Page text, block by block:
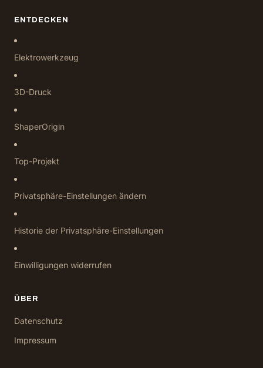
ENTDECKEN
Elektrowerkzeug
3D-Druck
ShaperOrigin
Top-Projekt
Privatsphäre-Einstellungen ändern
Historie der Privatsphäre-Einstellungen
Einwilligungen widerrufen
ÜBER
Datenschutz
Impressum